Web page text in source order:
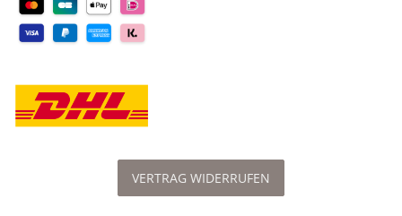
VERTRAG WIDERRUFEN